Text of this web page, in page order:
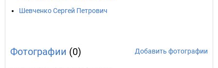
Шевченко Сергей Петрович
Фотографии (0) Добавить фотографии